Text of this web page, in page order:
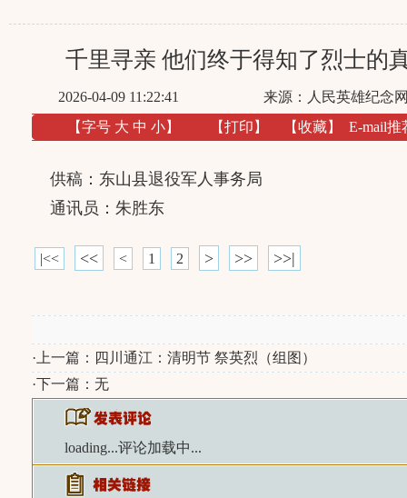
千里寻亲 他们终于得知了烈士
2026-04-09 11:22:41 来源：
人民英雄纪念
【字号 大 中 小】 【打印 】 【收藏】 E-mail推
供稿：东山县退役军人事务局
通讯员：朱胜东
|<< << < 1 2 > >> >>|
·上一篇： 四川通江：清明节 祭英烈（组图）
·下一篇：无
loading...评论加载中...